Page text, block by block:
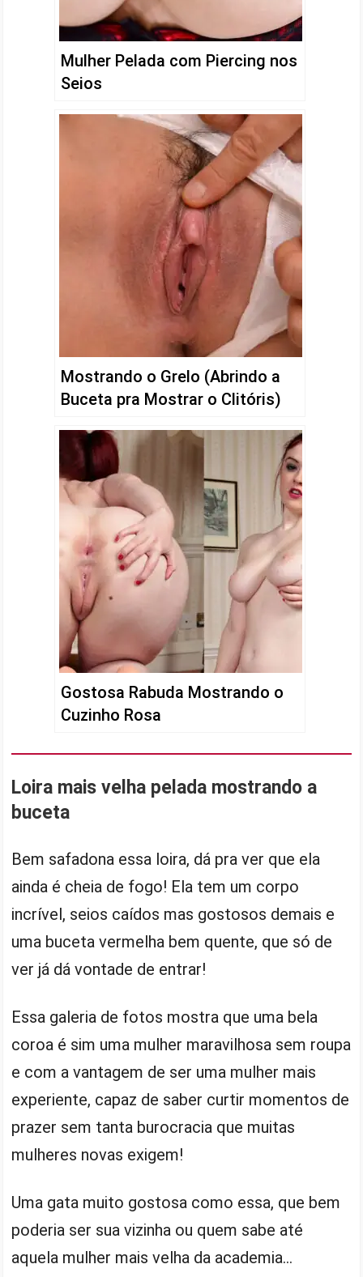
Mulher Pelada com Piercing nos
Seios
Mostrando o Grelo (Abrindo a
Buceta pra Mostrar o Clitóris)
Gostosa Rabuda Mostrando o
Cuzinho Rosa
Loira mais velha pelada mostrando a
buceta
Bem safadona essa loira, dá pra ver que ela
ainda é cheia de fogo! Ela tem um corpo
incrível, seios caídos mas gostosos demais e
uma buceta vermelha bem quente, que só de
ver já dá vontade de entrar!
Essa galeria de fotos mostra que uma bela
coroa é sim uma mulher maravilhosa sem roupa
e com a vantagem de ser uma mulher mais
experiente, capaz de saber curtir momentos de
prazer sem tanta burocracia que muitas
mulheres novas exigem!
Uma gata muito gostosa como essa, que bem
poderia ser sua vizinha ou quem sabe até
aquela mulher mais velha da academia…